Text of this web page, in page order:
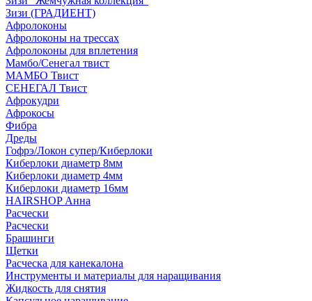
Зизи (ГРАДИЕНТ)
Афролоконы
Афролоконы на трессах
Афролоконы для вплетения
Мамбо/Сенегал твист
МАМБО Твист
СЕНЕГАЛ Твист
Афрокудри
Афрокосы
Фибра
Дреды
Гофрэ/Локон супер/Киберлоки
Киберлоки диаметр 8мм
Киберлоки диаметр 4мм
Киберлоки диаметр 16мм
HAIRSHOP Анна
Расчески
Расчески
Брашинги
Щетки
Расческа для канекалона
Инструменты и материалы для наращивания
Жидкость для снятия